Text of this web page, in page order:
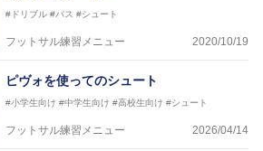
#ドリブル #パス #シュート
フットサル練習メニュー 2020/10/19
ピヴォを使ってのシュート
#小学生向け #中学生向け #高校生向け #シュート
フットサル練習メニュー 2026/04/14